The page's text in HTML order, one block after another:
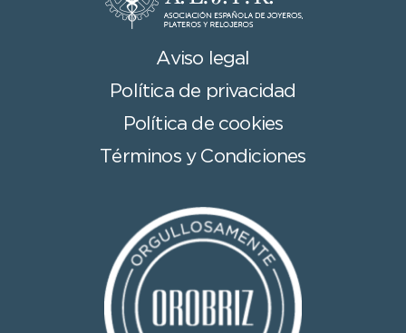
Aviso legal
Política de privacidad
Política de cookies
Términos y Condiciones